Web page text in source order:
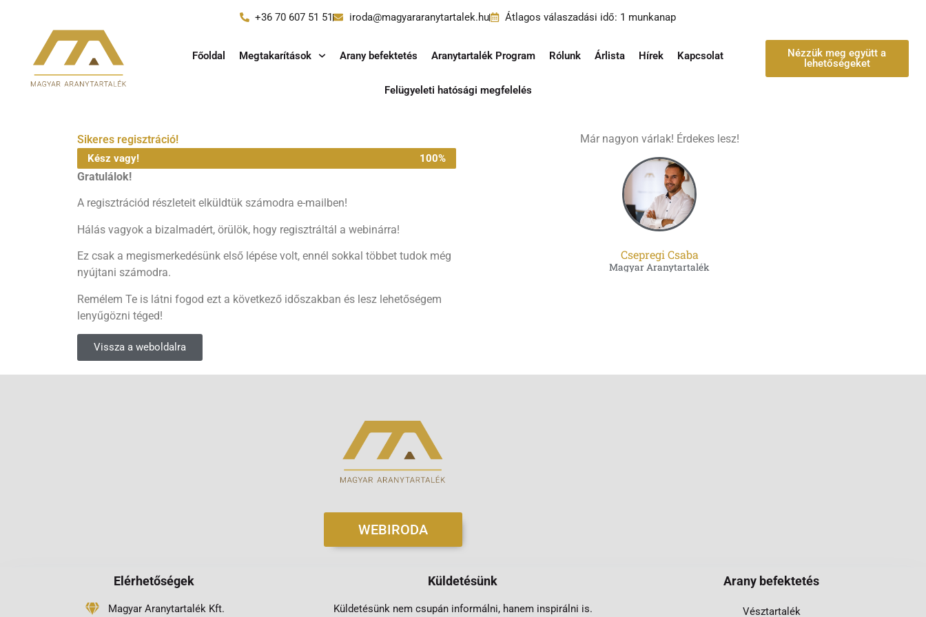
+36 70 607 51 51 iroda@magyararanytartalek.hu Átlagos válaszadási idő: 1 munkanap
Főoldal Megtakarítások Arany befektetés Aranytartalék Program Rólunk Árlista Hírek Kapcsolat
Felügyeleti hatósági megfelelés
Nézzük meg együtt a
lehetőségeket
Sikeres regisztráció!
Kész vagy! 100%
Gratulálok!
A regisztrációd részleteit elküldtük számodra e-mailben!
Hálás vagyok a bizalmadért, örülök, hogy regisztráltál a webinárra!
Ez csak a megismerkedésünk első lépése volt, ennél sokkal többet tudok még
nyújtani számodra.
Remélem Te is látni fogod ezt a következő időszakban és lesz lehetőségem
lenyűgözni téged!
Vissza a weboldalra
Már nagyon várlak! Érdekes lesz!
Csepregi Csaba
Magyar Aranytartalék
WEBIRODA
Elérhetőségek
Magyar Aranytartalék Kft.
Küldetésünk
Küldetésünk nem csupán informálni, hanem inspirálni is.
Arany befektetés
Vésztartalék